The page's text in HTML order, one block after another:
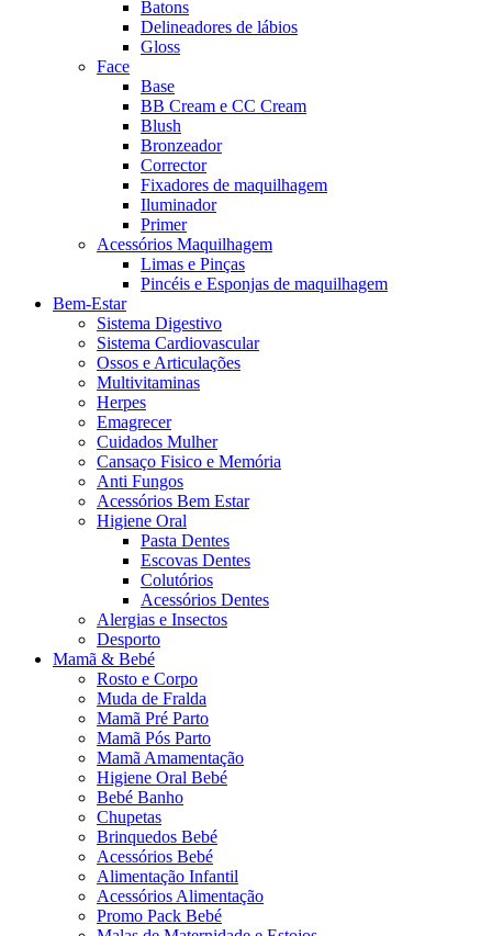
Batons
Delineadores de lábios
Gloss
Face
Base
BB Cream e CC Cream
Blush
Bronzeador
Corrector
Fixadores de maquilhagem
Iluminador
Primer
Acessórios Maquilhagem
Limas e Pinças
Pincéis e Esponjas de maquilhagem
Bem-Estar
Sistema Digestivo
Sistema Cardiovascular
Ossos e Articulações
Multivitaminas
Herpes
Emagrecer
Cuidados Mulher
Cansaço Fisico e Memória
Anti Fungos
Acessórios Bem Estar
Higiene Oral
Pasta Dentes
Escovas Dentes
Colutórios
Acessórios Dentes
Alergias e Insectos
Desporto
Mamã & Bebé
Rosto e Corpo
Muda de Fralda
Mamã Pré Parto
Mamã Pós Parto
Mamã Amamentação
Higiene Oral Bebé
Bebé Banho
Chupetas
Brinquedos Bebé
Acessórios Bebé
Alimentação Infantil
Acessórios Alimentação
Promo Pack Bebé